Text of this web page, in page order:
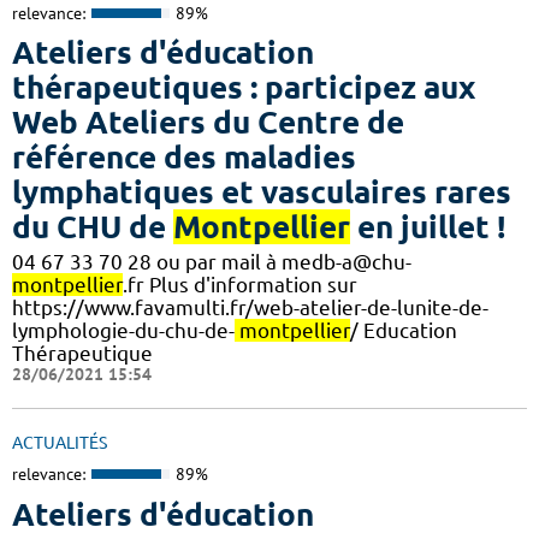
relevance: 89%
Ateliers d'éducation
thérapeutiques : participez aux
Web Ateliers du Centre de
référence des maladies
lymphatiques et vasculaires rares
du CHU de Montpellier en juillet !
04 67 33 70 28 ou par mail à medb-a@chu-
montpellier.fr Plus d'information sur
https://www.favamulti.fr/web-atelier-de-lunite-de-
lymphologie-du-chu-de- montpellier/ Education
Thérapeutique
28/06/2021 15:54
ACTUALITÉS
relevance: 89%
Ateliers d'éducation